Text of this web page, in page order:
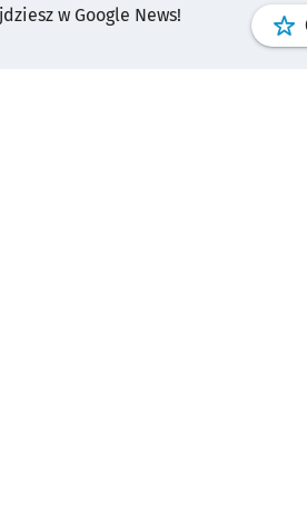
w Google News!